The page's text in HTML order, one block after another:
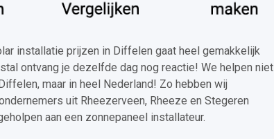
installatie prijzen in Diffelen gaat heel gemakkelijk
ontvang je dezelfde dag nog reactie! We helpen niet
maar in heel Nederland! Zo hebben wij
uit Rheezerveen, Rheeze en Stegeren
aan een zonnepaneel installateur.